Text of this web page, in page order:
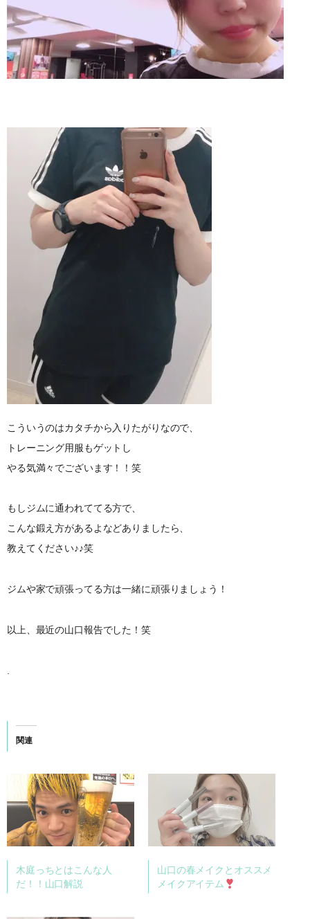
こういうのはカタチから入りたがりなので、
トレーニング用服もゲットし
やる気満々でございます！！笑
もしジムに通われててる方で、
こんな鍛え方があるよなどありましたら、
教えてください♪♪笑
ジムや家で頑張ってる方は一緒に頑張りましょう！
以上、最近の山口報告でした！笑
.
関連
木庭っちとはこんな人
だ！！山口解説
山口の春メイクとオススメ
メイクアイテム